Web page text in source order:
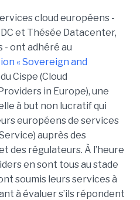
cloud européens -
et Thésée Datacenter,
- ont adhéré au
« Sovereign and
Cispe (Cloud
in Europe), une
à but non lucratif qui
européens de services
auprès des
des régulateurs. À l’heure
en sont tous au stade
soumis leurs services à
à évaluer s’ils répondent